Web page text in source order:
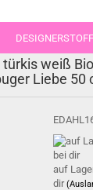
türkis weiß
Liebe 50
auf
dir